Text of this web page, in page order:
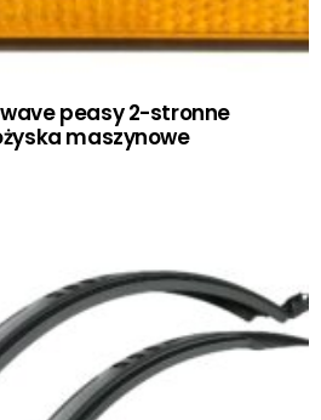
peasy 2-stronne
maszynowe